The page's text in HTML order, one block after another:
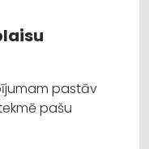
pastāv
pašu